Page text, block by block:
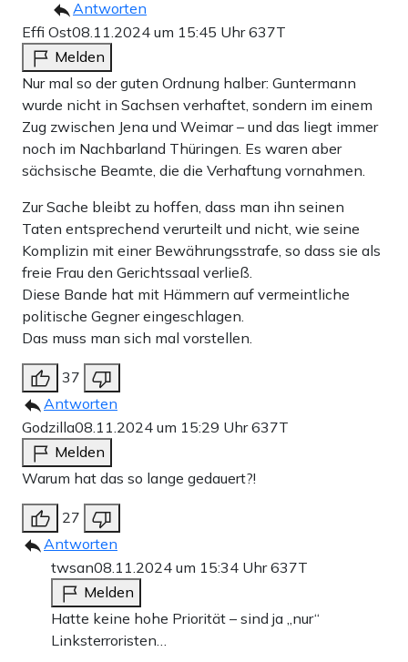
Antworten
Effi Ost08.11.2024 um 15:45 Uhr637T
Melden
Nur mal so der guten Ordnung halber: Guntermann
wurde nicht in Sachsen verhaftet, sondern im einem
Zug zwischen Jena und Weimar – und das liegt immer
noch im Nachbarland Thüringen. Es waren aber
sächsische Beamte, die die Verhaftung vornahmen.
Zur Sache bleibt zu hoffen, dass man ihn seinen
Taten entsprechend verurteilt und nicht, wie seine
Komplizin mit einer Bewährungsstrafe, so dass sie als
freie Frau den Gerichtssaal verließ.
Diese Bande hat mit Hämmern auf vermeintliche
politische Gegner eingeschlagen.
Das muss man sich mal vorstellen.
37
Antworten
Godzilla08.11.2024 um 15:29 Uhr637T
Melden
Warum hat das so lange gedauert?!
27
Antworten
twsan08.11.2024 um 15:34 Uhr637T
Melden
Hatte keine hohe Priorität – sind ja „nur“
Linksterroristen…